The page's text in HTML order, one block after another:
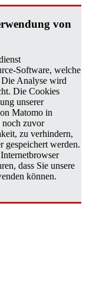
von
Software, welche
Die Analyse wird
Die Cookies
unserer
Matomo in
noch zuvor
zu verhindern,
gespeichert werden.
dass Sie unsere
können.